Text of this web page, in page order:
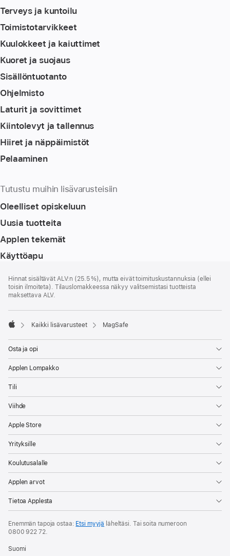
Terveys ja kuntoilu
Toimistotarvikkeet
Kuulokkeet ja kaiuttimet
Kuoret ja suojaus
Sisällöntuotanto
Ohjelmisto
Laturit ja sovittimet
Kiintolevyt ja tallennus
Hiiret ja näppäimistöt
Pelaaminen
Tutustu muihin lisävarusteisiin
Oleelliset opiskeluun
Uusia tuotteita
Applen tekemät
Käyttöapu
Hinnat sisältävät ALV:n (25.5 %), mutta eivät toimitus­kustannuksia (ellei
toisin ilmoiteta). Tilauslomakkeessa näkyy valitsemistasi tuotteista
maksettava ALV.
Kaikki lisävarusteet MagSafe
Osta ja opi
Applen Lompakko
Tili
Viihde
Apple Store
Yrityksille
Koulutusalalle
Applen arvot
Tietoa Applesta
Enemmän tapoja ostaa: Etsi myyjä läheltäsi. Tai soita numeroon
0800 922 72.
Suomi